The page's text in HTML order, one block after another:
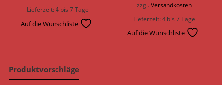
Lieferzeit:4 bis 7 Tage
Auf die Wunschliste
zzgl. Versandkosten
Lieferzeit:4 bis 7 Tage
Auf die Wunschliste
Produktvorschläge